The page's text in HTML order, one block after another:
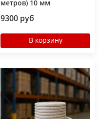
метров) 10 мм
9300 руб
В корзину